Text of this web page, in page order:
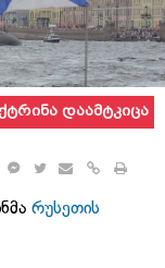
დაამტკიცა
რუსეთის